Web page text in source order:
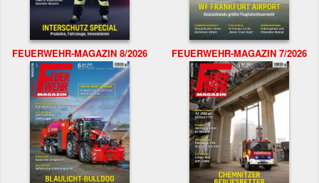
FEUERWEHR-MAGAZIN 8/2026 FEUERWEHR-MAGAZIN 7/2026